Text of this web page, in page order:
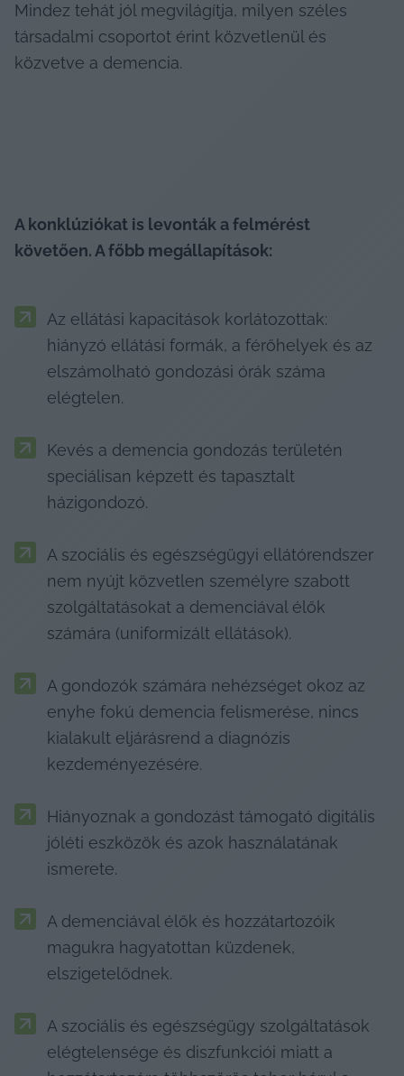
Mindez tehát jól megvilágítja, milyen széles
társadalmi csoportot érint közvetlenül és
közvetve a demencia.
A konklúziókat is levonták a felmérést
követően. A főbb megállapítások:
Az ellátási kapacitások korlátozottak:
hiányzó ellátási formák, a férőhelyek és az
elszámolható gondozási órák száma
elégtelen.
Kevés a demencia gondozás területén
speciálisan képzett és tapasztalt
házigondozó.
A szociális és egészségügyi ellátórendszer
nem nyújt közvetlen személyre szabott
szolgáltatásokat a demenciával élők
számára (uniformizált ellátások).
A gondozók számára nehézséget okoz az
enyhe fokú demencia felismerése, nincs
kialakult eljárásrend a diagnózis
kezdeményezésére.
Hiányoznak a gondozást támogató digitális
jóléti eszközök és azok használatának
ismerete.
A demenciával élők és hozzátartozóik
magukra hagyatottan küzdenek,
elszigetelődnek.
A szociális és egészségügy szolgáltatások
elégtelensége és diszfunkciói miatt a